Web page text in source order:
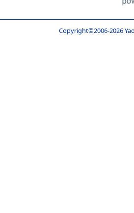
Copyright©2006-2026